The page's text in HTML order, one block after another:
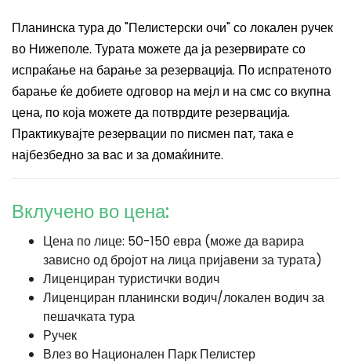
Планинска тура до "Пелистерски очи" со локален ручек
во Нижеполе. Турата можете да ја резервирате со
испраќање на барање за резервација. По испратеното
барање ќе добиете одговор на мејл и на смс со вкупна
цена, по која можете да потврдите резервација.
Практикувајте резервации по писмен пат, така е
најбезбедно за вас и за домаќините.
Вклучено во цена:
Цена по лице: 50-150 евра (може да варира
зависно од бројот на лица пријавени за турата)
Лиценциран туристички водич
Лиценциран планински водич/локален водич за
пешачката тура
Ручек
Влез во Национален Парк Пелистер